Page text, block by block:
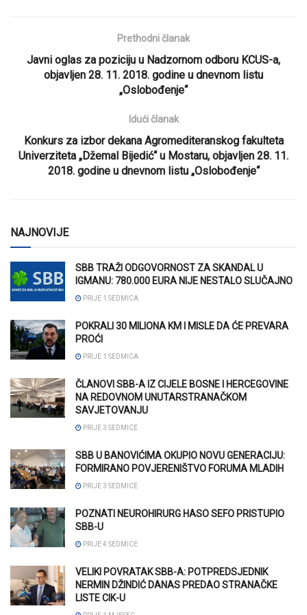
Prethodni članak
Javni oglas za poziciju u Nadzornom odboru KCUS-a,
objavljen 28. 11. 2018. godine u dnevnom listu
„Oslobođenje“
Idući članak
Konkurs za izbor dekana Agromediteranskog fakulteta
Univerziteta „Džemal Bijedić“ u Mostaru, objavljen 28. 11.
2018. godine u dnevnom listu „Oslobođenje“
NAJNOVIJE
SBB TRAŽI ODGOVORNOST ZA SKANDAL U
IGMANU: 780.000 EURA NIJE NESTALO SLUČAJNO
PRIJE 1 SEDMICA
POKRALI 30 MILIONA KM I MISLE DA ĆE PREVARA
PROĆI
PRIJE 1 SEDMICA
ČLANOVI SBB-A IZ CIJELE BOSNE I HERCEGOVINE
NA REDOVNOM UNUTARSTRANAČKOM
SAVJETOVANJU
PRIJE 3 SEDMICE
SBB U BANOVIĆIMA OKUPIO NOVU GENERACIJU:
FORMIRANO POVJERENIŠTVO FORUMA MLADIH
PRIJE 3 SEDMICE
POZNATI NEUROHIRURG HASO SEFO PRISTUPIO
SBB-U
PRIJE 4 SEDMICE
VELIKI POVRATAK SBB-A: POTPREDSJEDNIK
NERMIN DŽINDIĆ DANAS PREDAO STRANAČKE
LISTE CIK-U